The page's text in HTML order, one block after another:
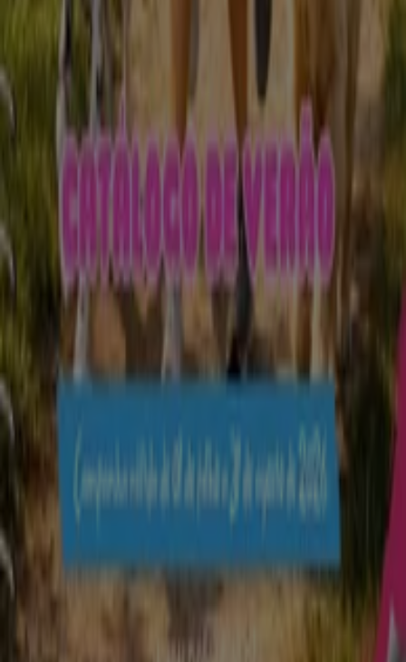
O que fazemos
Soluções para empresas
Notícias e media
Trabalha conosco
Pedido de marketing e empresarial
Loja mal colocada no mapa
Feedback de anúncio semanal
Problemas Técnicos e Feedback Geral
Negócios
Lojas próximas
Produtos
Cidades
Faz download da App Tiendeo